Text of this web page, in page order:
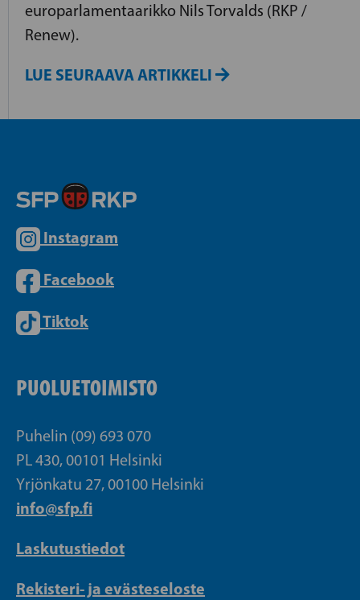
europarlamentaarikko Nils Torvalds (RKP /
Renew).
LUE SEURAAVA ARTIKKELI
Instagram
Facebook
Tiktok
PUOLUETOIMISTO
Puhelin (09) 693 070
PL 430, 00101 Helsinki
Yrjönkatu 27, 00100 Helsinki
info@sfp.fi
Laskutustiedot
Rekisteri- ja evästeseloste